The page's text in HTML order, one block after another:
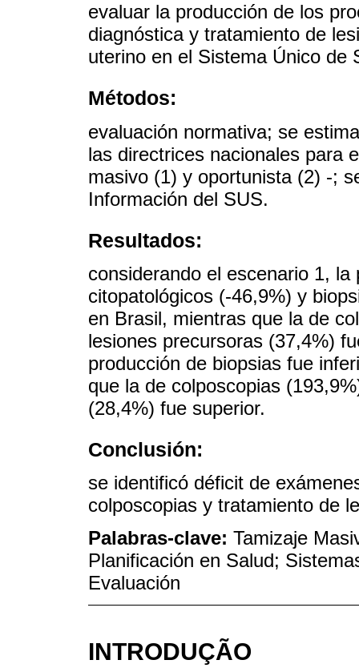
evaluar la producción de los
diagnóstica y tratamiento de
uterino en el Sistema Único de
Métodos:
evaluación normativa; se
las directrices nacionales para
masivo (1) y oportunista (2) -;
Información del SUS.
Resultados:
considerando el escenario 1,
citopatológicos (-46,9%) y
en Brasil, mientras que la de
lesiones precursoras (37,4%)
producción de biopsias fue
que la de colposcopias
(28,4%) fue superior.
Conclusión:
se identificó déficit de
colposcopias y tratamiento de
Palabras-clave: Tamizaje
Planificación en Salud;
Evaluación
INTRODUÇÃO